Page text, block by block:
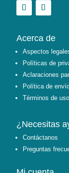
Acerca de
Aspectos
Políticas de
Aclaraciones
Política de
Términos de uso.
¿Necesitas
Contáctanos
Preguntas